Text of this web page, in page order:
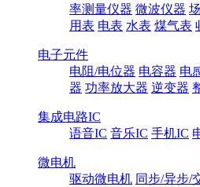
率测量仪器 微波仪器
用表 电表 水表 煤气表
电子元件
电阻/电位器 电容器 电
器 功率放大器 逆变器
集成电路IC
语音IC 音乐IC 手机IC
微电机
驱动微电机 同步/异步/